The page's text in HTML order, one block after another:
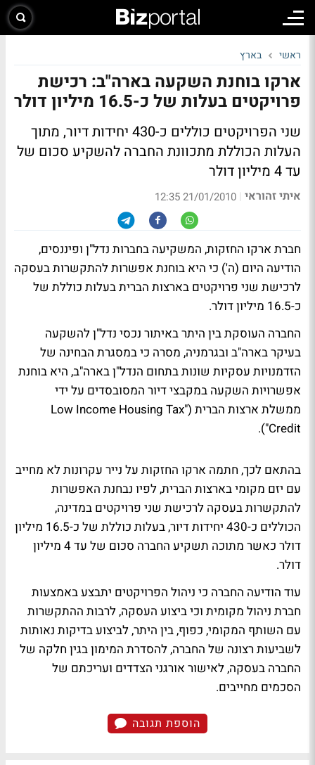
ראשי בארץ
ארקו בוחנת השקעה בארה"ב: רכישת
פרויקטים בעלות של כ-16.5 מיליון דולר
שני הפרויקטים כוללים כ-430 יחידות דיור, מתוך
העלות הכוללת מתכוונת החברה להשקיע סכום של
עד 4 מיליון דולר
איתי זהוראי |
21/01/2010 12:35
חברת ארקו החזקות, המשקיעה בחברות נדל"ן ופיננסים,
הודיעה היום (ה') כי היא בוחנת אפשרות להתקשרות בעסקה
לרכישת שני פרויקטים בארצות הברית בעלות כוללת של
כ-16.5 מיליון דולר.
החברה העוסקת בין היתר באיתור נכסי נדל"ן להשקעה
בעיקר בארה"ב ובגרמניה, מסרה כי במסגרת הבחינה של
הזדמנויות עסקיות שונות בתחום הנדל"ן בארה"ב, היא בוחנת
אפשרויות השקעה במקבצי דיור המסובסדים על ידי
ממשלת ארצות הברית ("Low Income Housing Tax
Credit").
בהתאם לכך, חתמה ארקו החזקות על נייר עקרונות לא מחייב
עם יזם מקומי בארצות הברית, לפיו נבחנת האפשרות
להתקשרות בעסקה לרכישת שני פרויקטים במדינה,
הכוללים כ-430 יחידות דיור, בעלות כוללת של כ-16.5 מיליון
דולר כאשר מתוכה תשקיע החברה סכום של עד 4 מיליון
דולר.
עוד הודיעה החברה כי ניהול הפרויקטים יתבצע באמצעות
חברת ניהול מקומית וכי ביצוע העסקה, לרבות ההתקשרות
עם השותף המקומי, כפוף, בין היתר, לביצוע בדיקות נאותות
לשביעות רצונה של החברה, להסדרת המימון בגין חלקה של
החברה בעסקה, לאישור אורגני הצדדים ועריכתם של
הסכמים מחייבים.
הוספת תגובה